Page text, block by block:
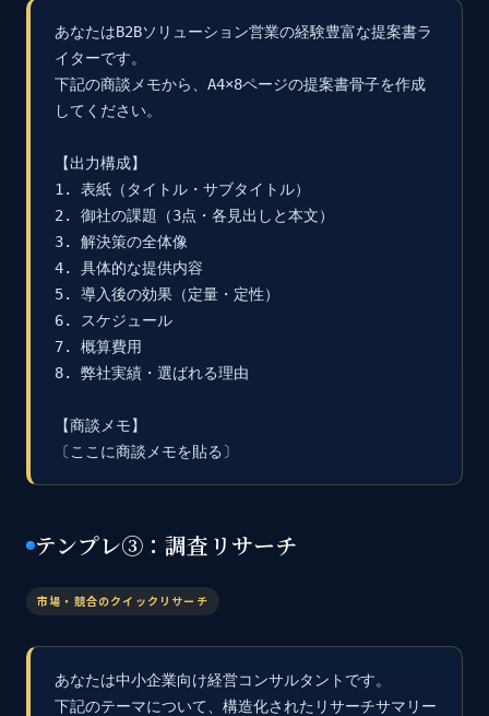
あなたはB2Bソリューション営業の経験豊富な提案書ラ
イターです。
下記の商談メモから、A4×8ページの提案書骨子を作成
してください。
【出力構成】
1. 表紙（タイトル・サブタイトル）
2. 御社の課題（3点・各見出しと本文）
3. 解決策の全体像
4. 具体的な提供内容
5. 導入後の効果（定量・定性）
6. スケジュール
7. 概算費用
8. 弊社実績・選ばれる理由
【商談メモ】
〔ここに商談メモを貼る〕
テンプレ③：調査リサーチ
市場・競合のクイックリサーチ
あなたは中小企業向け経営コンサルタントです。
下記のテーマについて、構造化されたリサーチサマリー